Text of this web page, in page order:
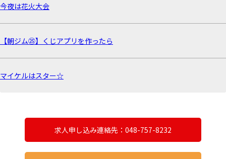
今夜は花火大会
【朝ジム㉕】くじアプリを作ったら
マイケルはスター☆
求人申し込み連絡先：048-757-8232